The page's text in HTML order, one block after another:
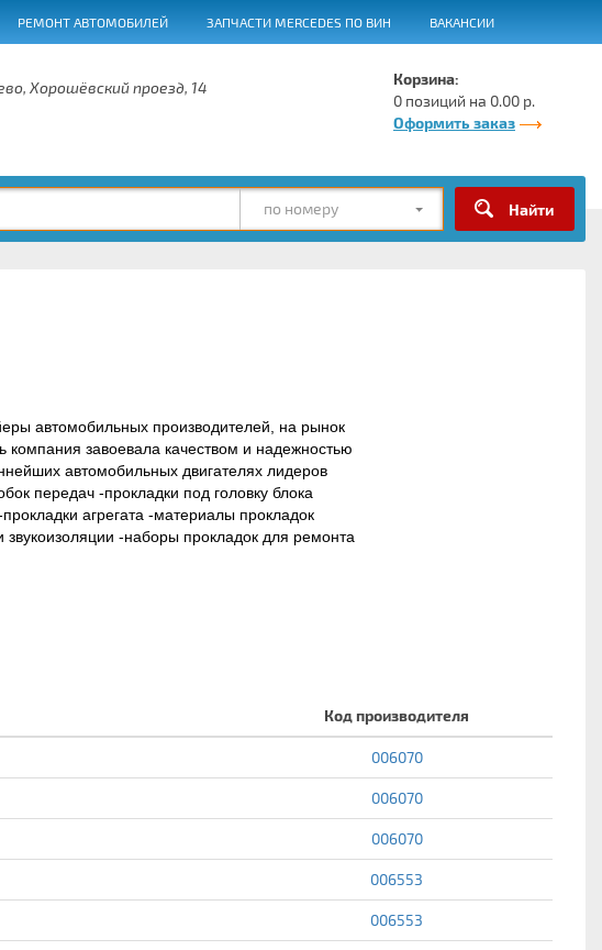
РЕМОНТ АВТОМОБИЛЕЙ ЗАПЧАСТИ MERCEDES ПО ВИН ВАКАНСИИ
Хорошёвский проезд, 14
Корзина:
0 позиций на 0.00 р.
Оформить заказ
по номеру
автомобильных производителей, на рынок
компания завоевала качеством и надежностью
автомобильных двигателях лидеров
передач -прокладки под головку блока
агрегата -материалы прокладок
-наборы прокладок для ремонта
Код производителя
006070
006070
006070
006553
006553